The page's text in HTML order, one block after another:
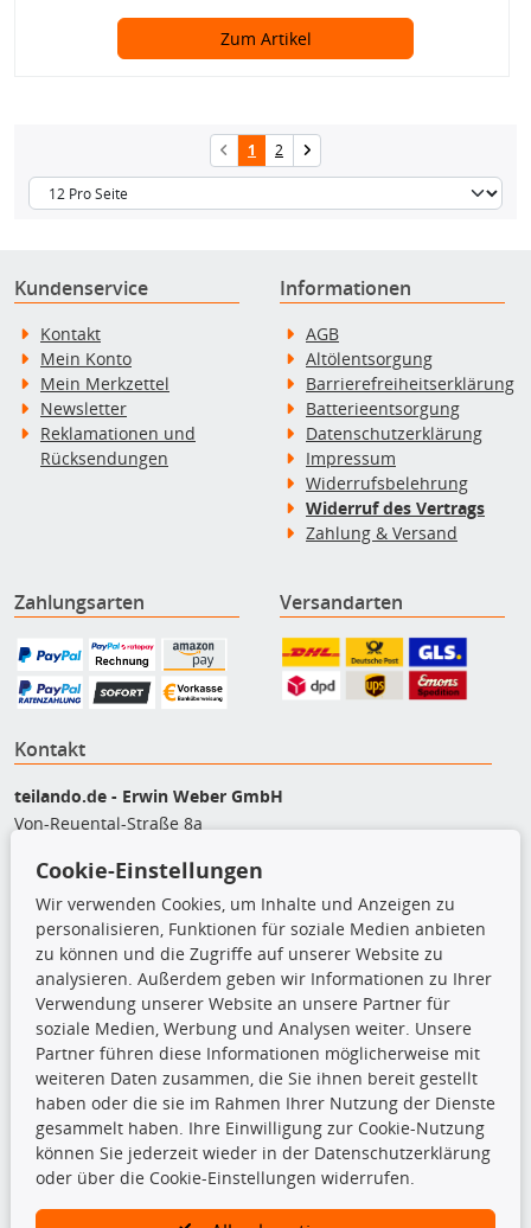
Zum Artikel
1 2
Kundenservice
Kontakt
Mein Konto
Mein Merkzettel
Newsletter
Reklamationen und
Rücksendungen
Informationen
AGB
Altölentsorgung
Barrierefreiheitserklärung
Batterieentsorgung
Datenschutzerklärung
Impressum
Widerrufsbelehrung
Widerruf des Vertrags
Zahlung & Versand
Zahlungsarten Versandarten
Kontakt
teilando.de - Erwin Weber GmbH
Von-Reuental-Straße 8a
+49 (0) 8165 / 5093200
shop@teilando.de
Top Produkte
Beleuchtung
Bremsbeläge
Bremsscheiben
Kupplungssatz
Querlenker
Radlager
Stoßdämpfer
TecDoc Inside
Cookie-Einstellungen
Wir verwenden Cookies, um Inhalte und Anzeigen zu
personalisieren, Funktionen für soziale Medien anbieten
zu können und die Zugriffe auf unserer Website zu
analysieren. Außerdem geben wir Informationen zu Ihrer
Verwendung unserer Website an unsere Partner für
soziale Medien, Werbung und Analysen weiter. Unsere
Partner führen diese Informationen möglicherweise mit
weiteren Daten zusammen, die Sie ihnen bereit gestellt
haben oder die sie im Rahmen Ihrer Nutzung der Dienste
gesammelt haben. Ihre Einwilligung zur Cookie-Nutzung
können Sie jederzeit wieder in der Datenschutzerklärung
oder über die Cookie-Einstellungen widerrufen.